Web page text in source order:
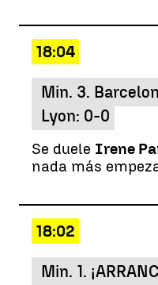
18:04
Min. 3.
Lyon: 0-0
Se duele Irene
nada más
18:02
Min. 1.